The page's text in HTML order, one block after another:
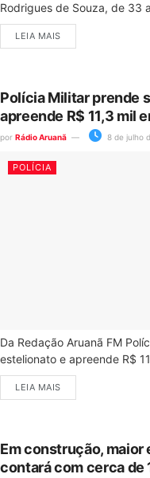
Rodrigues de Souza, de 33
LEIA MAIS
Polícia Militar prende
apreende R$ 11,3 mil
por Rádio Aruanã 8 de julho
POLÍCIA
Da Redação Aruanã FM
estelionato e apreende R$
LEIA MAIS
Em construção, maior
contará com cerca de